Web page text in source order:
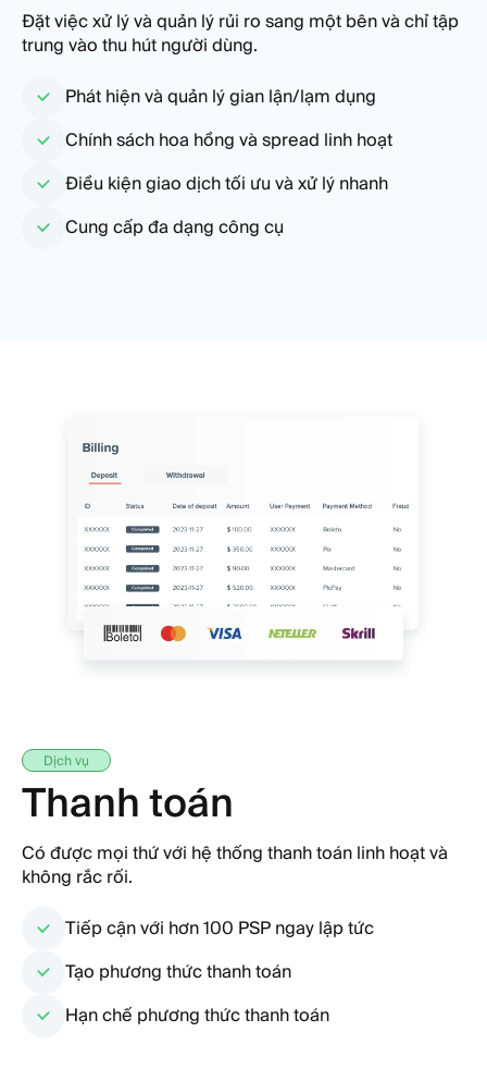
Đặt việc xử lý và quản lý rủi ro sang một bên và chỉ tập
trung vào thu hút người dùng.
Phát hiện và quản lý gian lận/lạm dụng
Chính sách hoa hồng và spread linh hoạt
Điều kiện giao dịch tối ưu và xử lý nhanh
Cung cấp đa dạng công cụ
Dịch vụ
Thanh toán
Có được mọi thứ với hệ thống thanh toán linh hoạt và
không rắc rối.
Tiếp cận với hơn 100 PSP ngay lập tức
Tạo phương thức thanh toán
Hạn chế phương thức thanh toán